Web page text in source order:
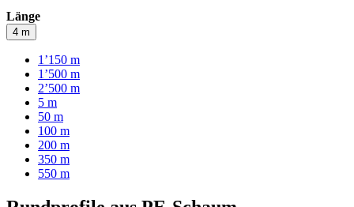
Länge
4 m
1’150 m
1’500 m
2’500 m
5 m
50 m
100 m
200 m
350 m
550 m